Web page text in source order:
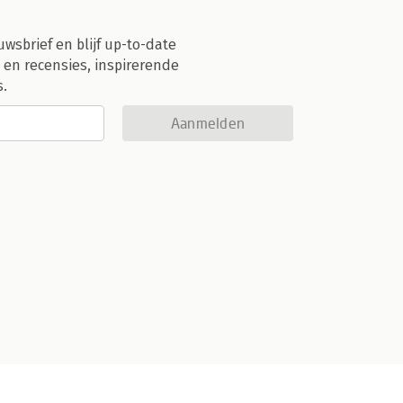
en blijf up-to-date
recensies, inspirerende
Aanmelden